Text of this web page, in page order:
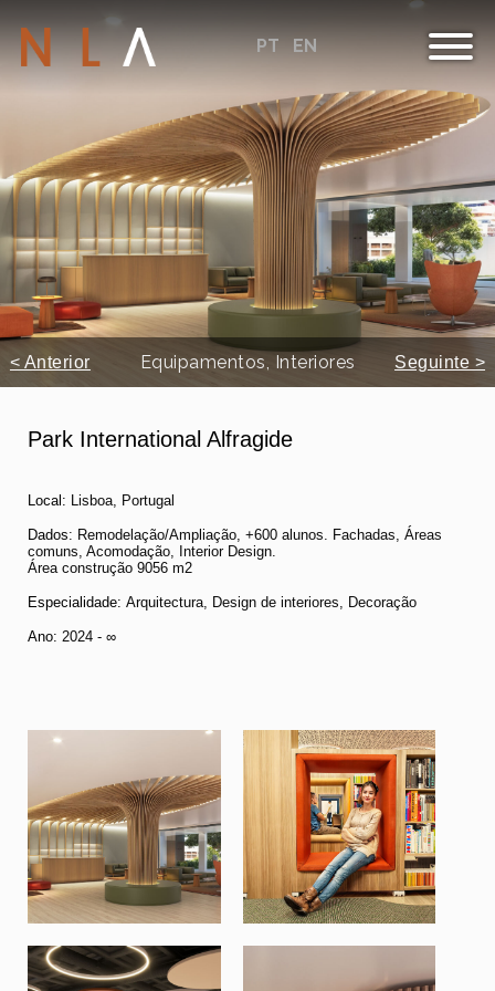
PT EN
< Anterior Seguinte >
Equipamentos, Interiores
Park International Alfragide
Local: Lisboa, Portugal
Dados: Remodelação/Ampliação, +600 alunos. Fachadas, Áreas
comuns, Acomodação, Interior Design.
Área construção 9056 m2
Especialidade: Arquitectura, Design de interiores, Decoração
Ano: 2024 - ∞